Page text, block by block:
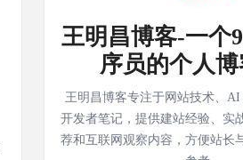
王明昌博客-一个
序员的个人
王明昌博客专注于网站技术、
开发者笔记，提供建站经验、实
荐和互联网观察内容，方便站长